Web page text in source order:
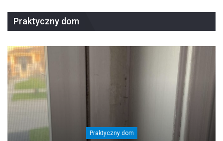
Praktyczny dom
Praktyczny dom